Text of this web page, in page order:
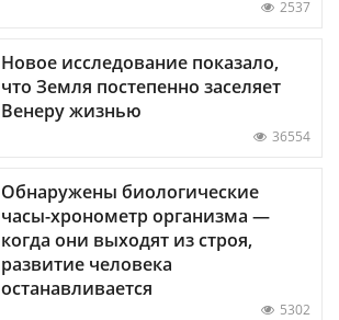
2537
Новое исследование показало,
что Земля постепенно заселяет
Венеру жизнью
36554
Обнаружены биологические
часы-хронометр организма —
когда они выходят из строя,
развитие человека
останавливается
5302